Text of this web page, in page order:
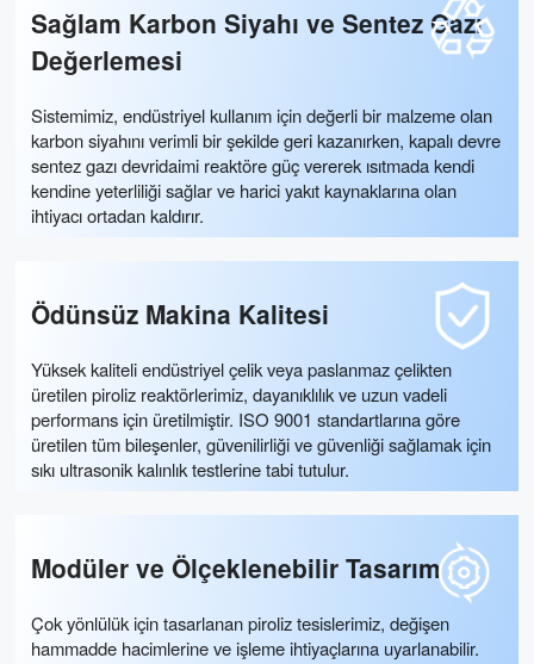
Sağlam Karbon Siyahı ve Sentez Gazı
Değerlemesi
Sistemimiz, endüstriyel kullanım için değerli bir malzeme olan
karbon siyahını verimli bir şekilde geri kazanırken, kapalı devre
sentez gazı devridaimi reaktöre güç vererek ısıtmada kendi
kendine yeterliliği sağlar ve harici yakıt kaynaklarına olan
ihtiyacı ortadan kaldırır.
Ödünsüz Makina Kalitesi
Yüksek kaliteli endüstriyel çelik veya paslanmaz çelikten
üretilen piroliz reaktörlerimiz, dayanıklılık ve uzun vadeli
performans için üretilmiştir. ISO 9001 standartlarına göre
üretilen tüm bileşenler, güvenilirliği ve güvenliği sağlamak için
sıkı ultrasonik kalınlık testlerine tabi tutulur.
Modüler ve Ölçeklenebilir Tasarım
Çok yönlülük için tasarlanan piroliz tesislerimiz, değişen
hammadde hacimlerine ve işleme ihtiyaçlarına uyarlanabilir.